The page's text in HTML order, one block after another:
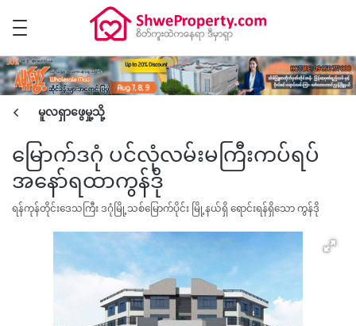
မြောက်ဒဂုံ ပင်လုံလမ်းမကြီးကပ်ရပ်
အနော်ရထာကွန်ဒို
ရန်ကုန်တိုင်းဒေသကြီး ဒဂုံမြို့သစ်မြောက်ပိုင်း မြို့နယ်ရှိ ရောင်းရန်ရှိသော ကွန်ဒို
မူလရှာဖွေမှု့သို့